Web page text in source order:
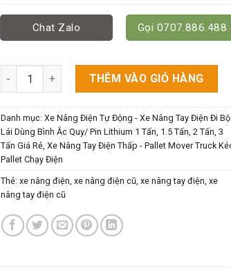
Chat Zalo Gọi 0707.886.488
Xe Nâng Điện Kéo Tay Toyota 1.5 Tấn Cũ Nhật
THÊM VÀO GIỎ HÀNG
Danh mục: Xe Nâng Điện Tự Động - Xe Nâng Tay Điện Đi Bộ
Lái Dùng Bình Ắc Quy/ Pin Lithium 1 Tấn, 1.5 Tấn, 2 Tấn, 3
Tấn Giá Rẻ, Xe Nâng Tay Điện Thấp - Pallet Mover Truck
Pallet Chạy Điện
Thẻ: xe nâng điện, xe nâng điện cũ, xe nâng tay điện, xe
nâng tay điện cũ